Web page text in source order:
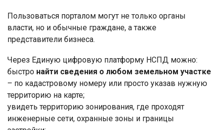
Пользоваться порталом могут не только органы
власти, но и обычные граждане, а также
представители бизнеса.
Через Единую цифровую платформу НСПД можно:
быстро найти сведения о любом земельном участке
– по кадастровому номеру или просто указав нужную
территорию на карте;
увидеть территорию зонирования, где проходят
инженерные сети, охранные зоны и границы